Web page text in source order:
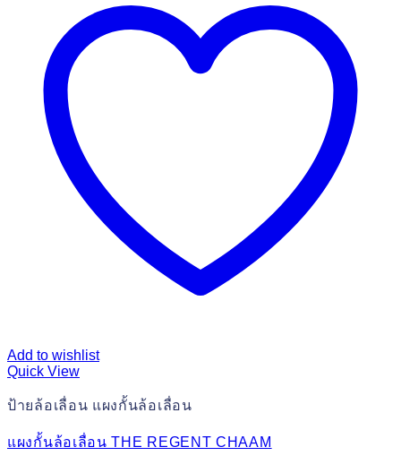
Add to wishlist
Quick View
ป้ายล้อเลื่อน แผงกั้นล้อเลื่อน
แผงกั้นล้อเลื่อน THE REGENT CHAAM